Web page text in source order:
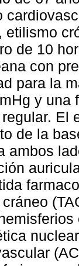
etilismo
de 10
con
para la
y
El
de la
ambos